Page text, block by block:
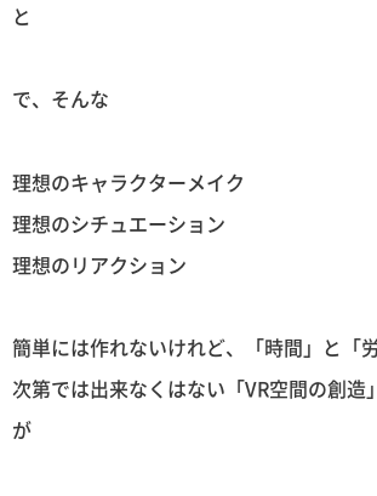
と
で、そんな
理想のキャラクターメイク
理想のシチュエーション
理想のリアクション
簡単には作れないけれど、「時間」と「
次第では出来なくはない「VR空間の創造
が